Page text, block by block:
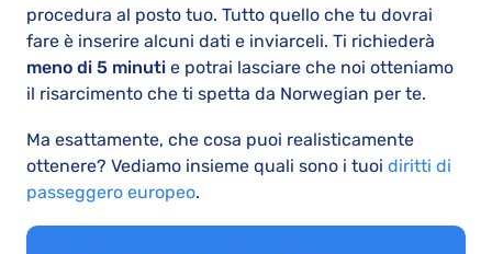
procedura al posto tuo. Tutto quello che tu dovrai
fare è inserire alcuni dati e inviarceli. Ti richiederà
meno di 5 minuti e potrai lasciare che noi otteniamo
il risarcimento che ti spetta da Norwegian per te.
Ma esattamente, che cosa puoi realisticamente
ottenere? Vediamo insieme quali sono i tuoi diritti di
passeggero europeo.